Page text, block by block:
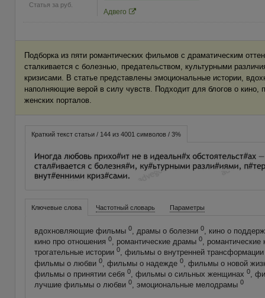
Статья за руб.
Адвего
Подборка из пяти романтических фильмов с драматическим
сталкивается с болезнью, предательством, культурными
кризисами. В статье представлены эмоциональные истории,
наполняющие верой в силу чувств. Подходит для блогов о кино,
женских порталов.
Краткий текст статьи / 144 из 4001 символов / 3%
Ключевые слова Частотный словарь Параметры
вдохновляющие фильмы 0, драмы о болезни 0, кино о
кино про отношения 0, романтические драмы 0,
трогательные истории 0, фильмы о внутренней
фильмы о любви 0, фильмы о надежде 0, фильмы о новой
фильмы о принятии себя 0, фильмы о сильных женщинах 0,
лучшие фильмы о любви 0, эмоциональные мелодрамы 0